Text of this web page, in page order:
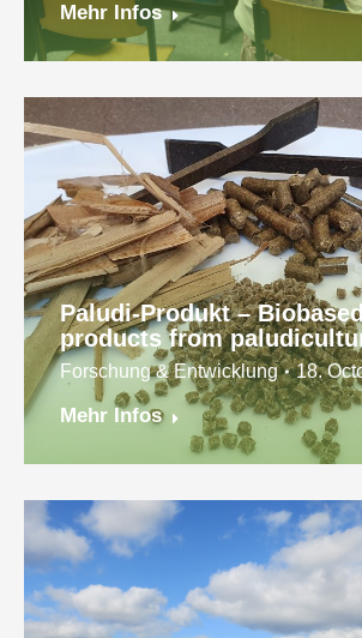
Mehr Infos
Paludi-Produkt –
products from
Forschung & Entwicklung 18.
Mehr Infos